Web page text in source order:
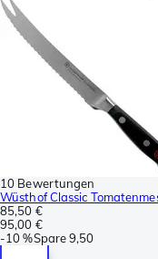
10 Bewertungen
Wüsthof Classic
85,50 €
95,00 €
-10 %Spare9,50